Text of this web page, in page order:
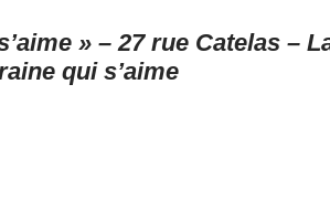
» – 27 rue Catelas –
qui s’aime